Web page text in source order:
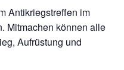
Antikriegstreffen im
Mitmachen können alle
Aufrüstung und